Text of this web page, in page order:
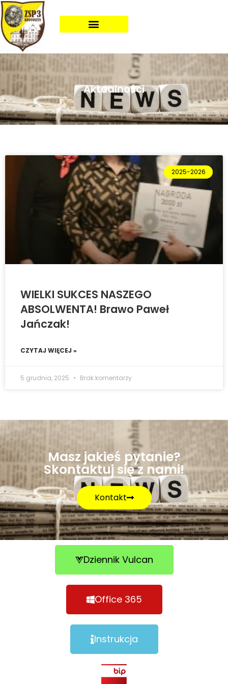
Aktualności
2025-2026
WIELKI SUKCES NASZEGO
ABSOLWENTA! Brawo Paweł
Jańczak!
CZYTAJ WIĘCEJ »
5 grudnia, 2025 Brak komentarzy
Masz jakieś pytanie?
Skontaktuj się z nami!
Kontakt
Dziennik Vulcan
Office 365
Instrukcja